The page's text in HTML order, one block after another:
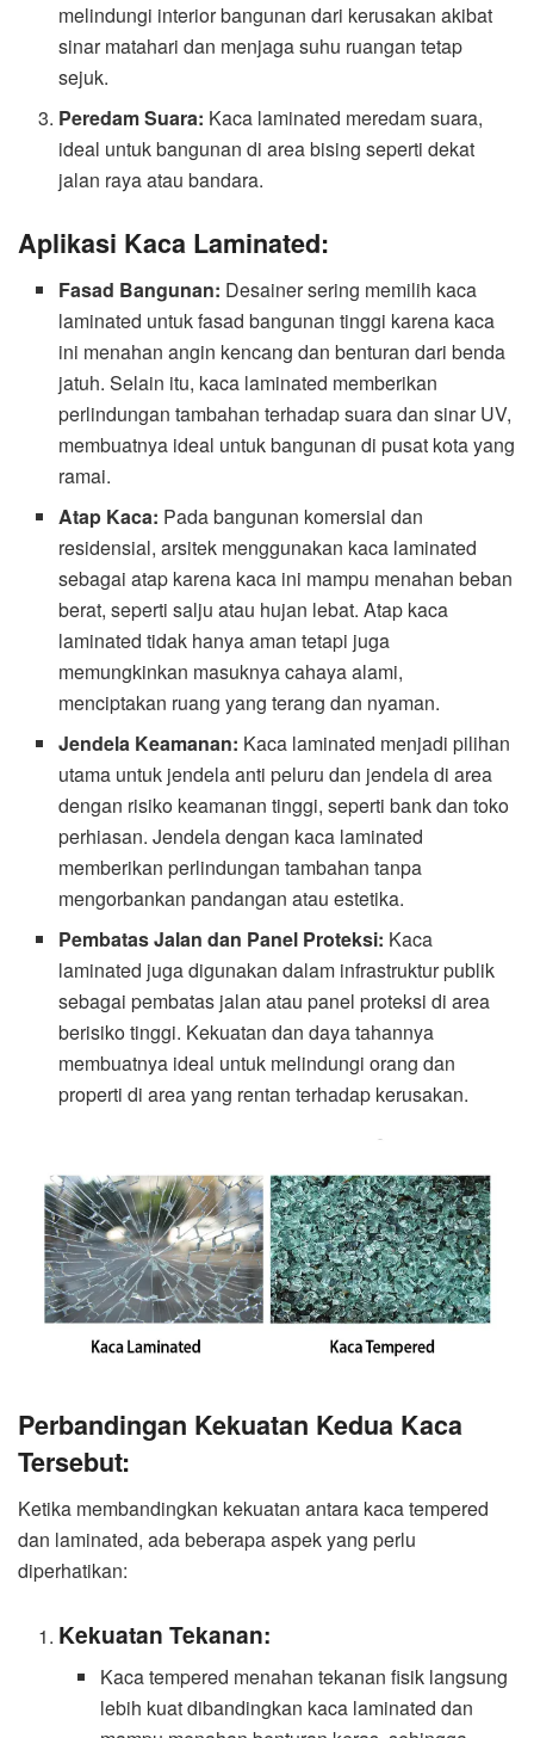
melindungi interior bangunan dari kerusakan akibat
sinar matahari dan menjaga suhu ruangan tetap
sejuk.
Peredam Suara: Kaca laminated meredam suara,
ideal untuk bangunan di area bising seperti dekat
jalan raya atau bandara.
Aplikasi Kaca Laminated:
Fasad Bangunan: Desainer sering memilih kaca
laminated untuk fasad bangunan tinggi karena kaca
ini menahan angin kencang dan benturan dari benda
jatuh. Selain itu, kaca laminated memberikan
perlindungan tambahan terhadap suara dan sinar UV,
membuatnya ideal untuk bangunan di pusat kota yang
ramai.
Atap Kaca: Pada bangunan komersial dan
residensial, arsitek menggunakan kaca laminated
sebagai atap karena kaca ini mampu menahan beban
berat, seperti salju atau hujan lebat. Atap kaca
laminated tidak hanya aman tetapi juga
memungkinkan masuknya cahaya alami,
menciptakan ruang yang terang dan nyaman.
Jendela Keamanan: Kaca laminated menjadi pilihan
utama untuk jendela anti peluru dan jendela di area
dengan risiko keamanan tinggi, seperti bank dan toko
perhiasan. Jendela dengan kaca laminated
memberikan perlindungan tambahan tanpa
mengorbankan pandangan atau estetika.
Pembatas Jalan dan Panel Proteksi: Kaca
laminated juga digunakan dalam infrastruktur publik
sebagai pembatas jalan atau panel proteksi di area
berisiko tinggi. Kekuatan dan daya tahannya
membuatnya ideal untuk melindungi orang dan
properti di area yang rentan terhadap kerusakan.
Perbandingan Kekuatan Kedua Kaca
Tersebut:
Ketika membandingkan kekuatan antara kaca tempered
dan laminated, ada beberapa aspek yang perlu
diperhatikan:
Kekuatan Tekanan:
Kaca tempered menahan tekanan fisik langsung
lebih kuat dibandingkan kaca laminated dan